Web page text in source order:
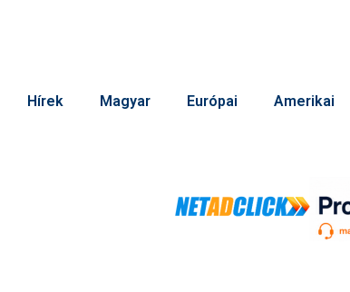
Hírek Magyar Európai Amerikai